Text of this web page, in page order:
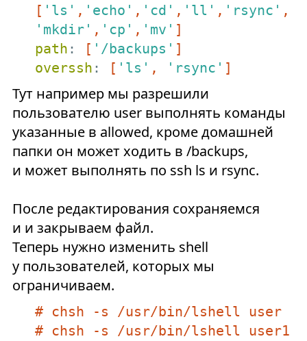
[ 'ls' , 'echo' , 'cd' , 'll' , 'rsync' ,
'mkdir' , 'cp' , 'mv' ]
path : [ '/backups' ]
overssh : [ 'ls' , 'rsync' ]
Тут например мы разрешили
пользователю user выполнять команды
указанные в allowed, кроме домашней
папки он может ходить в /backups,
и может выполнять по ssh ls и rsync.
После редактирования сохраняемся
и и закрываем файл.
Теперь нужно изменить shell
у пользователей, которых мы
ограничиваем.
# chsh -s /usr/bin/lshell user
# chsh -s /usr/bin/lshell user1